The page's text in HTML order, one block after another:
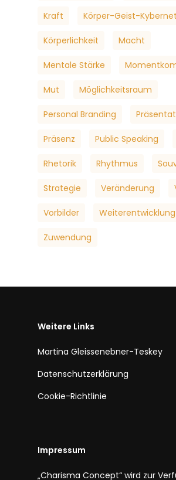
Kraft Körper-Geist-
Körperlichkeit Macht
Mentale Stärke
Mut Möglichkeitsraum
Personal Branding
Präsenz Public Speaking
Rhetorik Rhythmus
Strategie Veränderung
Vorbilder Weiterentwicklung
Zuwendung
Weitere Links
Martina Gleissenebner-Teskey
Datenschutzerklärung
Cookie-Richtlinie
Impressum
„Charisma Concept“ wird zur